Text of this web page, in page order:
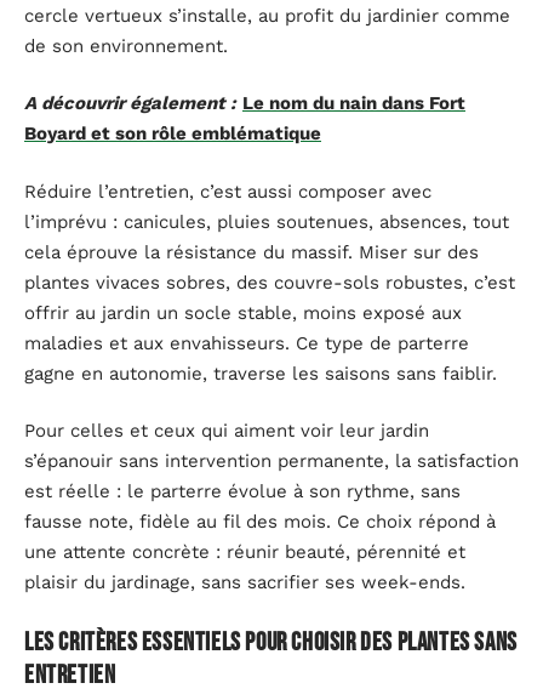
cercle vertueux s’installe, au profit du jardinier comme
de son environnement.
A découvrir également : Le nom du nain dans Fort
Boyard et son rôle emblématique
Réduire l’entretien, c’est aussi composer avec
l’imprévu : canicules, pluies soutenues, absences, tout
cela éprouve la résistance du massif. Miser sur des
plantes vivaces sobres, des couvre-sols robustes, c’est
offrir au jardin un socle stable, moins exposé aux
maladies et aux envahisseurs. Ce type de parterre
gagne en autonomie, traverse les saisons sans faiblir.
Pour celles et ceux qui aiment voir leur jardin
s’épanouir sans intervention permanente, la satisfaction
est réelle : le parterre évolue à son rythme, sans
fausse note, fidèle au fil des mois. Ce choix répond à
une attente concrète : réunir beauté, pérennité et
plaisir du jardinage, sans sacrifier ses week-ends.
Les critères essentiels pour choisir des plantes sans
entretien